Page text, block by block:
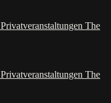
Privatveranstaltungen The
Privatveranstaltungen The